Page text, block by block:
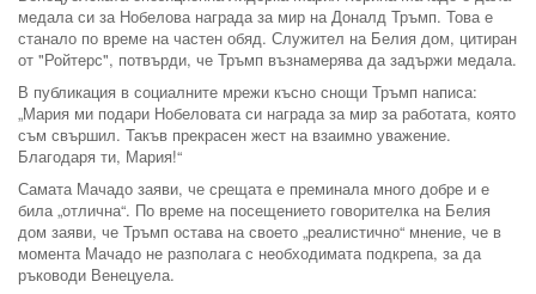
медала си за Нобелова награда за мир на Доналд Тръмп. Това е
станало по време на частен обяд. Служител на Белия дом, цитиран
от "Ройтерс", потвърди, че Тръмп възнамерява да задържи медала.
В публикация в социалните мрежи късно снощи Тръмп написа:
„Мария ми подари Нобеловата си награда за мир за работата, която
съм свършил. Такъв прекрасен жест на взаимно уважение.
Благодаря ти, Мария!“
Самата Мачадо заяви, че срещата е преминала много добре и е
била „отлична“. По време на посещението говорителка на Белия
дом заяви, че Тръмп остава на своето „реалистично“ мнение, че в
момента Мачадо не разполага с необходимата подкрепа, за да
ръководи Венецуела.